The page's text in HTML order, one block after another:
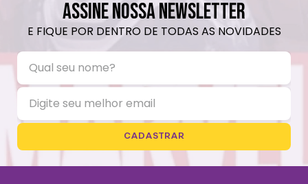
ASSINE NOSSA NEWSLETTER
E FIQUE POR DENTRO DE TODAS AS NOVIDADES
CADASTRAR